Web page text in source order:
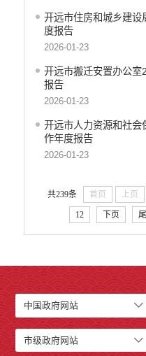
开远市住房和城乡建
度报告
2026-01-23
开远市搬迁安置办公
报告
2026-01-23
开远市人力资源和社会
作年度报告
2026-01-23
共239条 首页 上页
12 下页
中国政府网站
市级政府网站